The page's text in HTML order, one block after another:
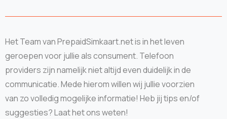
Het Team van PrepaidSimkaart.net is in het leven
geroepen voor jullie als consument. Telefoon
providers zijn namelijk niet altijd even duidelijk in de
communicatie. Mede hierom willen wij jullie voorzien
van zo volledig mogelijke informatie! Heb jij tips en/of
suggesties? Laat het ons weten!